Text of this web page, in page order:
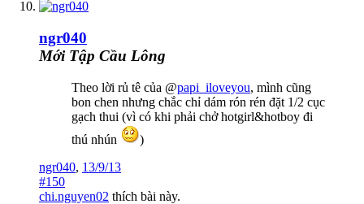
ngr040
Mới Tập Cầu Lông
Theo lời rủ tê của @papi_iloveyou, mình cũng
bon chen nhưng chắc chỉ dám rón rén đặt 1/2 cục
gạch thui (vì có khi phải chở hotgirl&hotboy đi
thú nhún
)
ngr040, 13/9/13
#150
chi.nguyen02 thích bài này.